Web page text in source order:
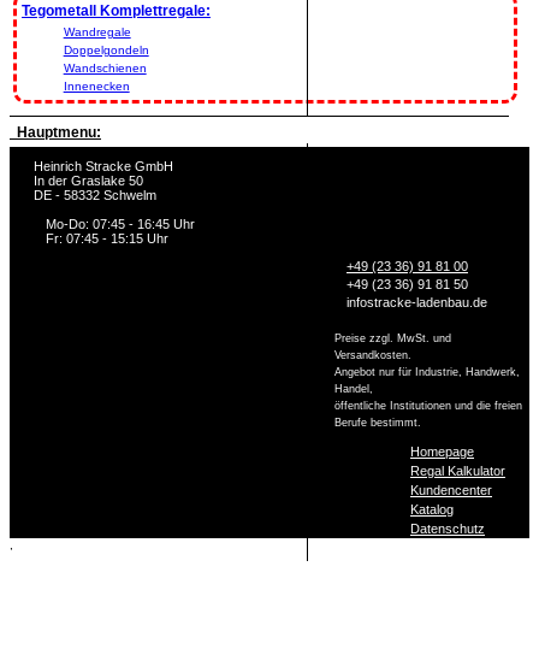
Tegometall Komplettregale:
Wandregale
Doppelgondeln
Wandschienen
Innenecken
Hauptmenu:
Heinrich Stracke GmbH
In der Graslake 50
DE - 58332 Schwelm
Mo-Do: 07:45 - 16:45 Uhr
Fr: 07:45 - 15:15 Uhr
+49 (23 36) 91 81 00
+49 (23 36) 91 81 50
infostracke-ladenbau.de
Preise zzgl. MwSt. und
Versandkosten.
Angebot nur für Industrie, Handwerk,
Handel,
öffentliche Institutionen und die freien
Berufe bestimmt.
Homepage
Regal Kalkulator
Kundencenter
Katalog
Datenschutz